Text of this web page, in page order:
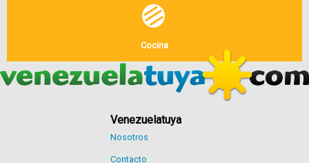
Cocina
Venezuelatuya
Nosotros
Contacto